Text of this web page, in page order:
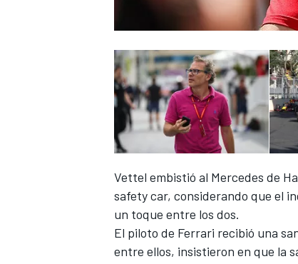
Vettel embistió al Mercedes de
safety car, considerando que el
un toque entre los dos.
El piloto de Ferrari recibió una
entre ellos, insistieron en que la